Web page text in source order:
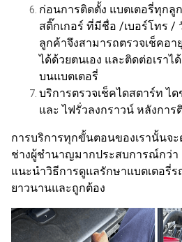
ก่อนการติดตั้ง แบตเตอรี่ทุกลู
สติ๊กเกอร์ ที่มีชื่อ /เบอร์โทร /
ลูกค้าจึงสามารถตรวจเช็คอา
ได้ด้วยตนเอง และติดต่อเรา
บนแบตเตอรี่
บริการตรวจเช็คไดสตาร์ท ไ
และ ไฟรั่วลงกราวน์ หลังการ
การบริการทุกขั้นตอนของเรานั้นจ
ช่างผู้ชำนาญมากประสบการณ์กว่า
แนะนำวิธีการดูแลรักษาแบตเตอรี่ร
ยาวนานและถูกต้อง